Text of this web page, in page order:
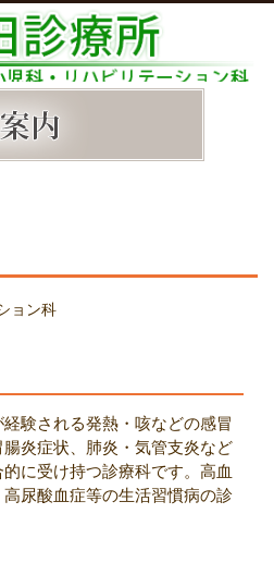
ョン科
験される発熱・咳などの感冒
炎症状、肺炎・気管支炎など
に受け持つ診療科です。高血
尿酸血症等の生活習慣病の診